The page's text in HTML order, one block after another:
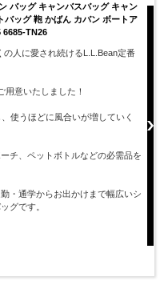
バッグ キャンバスバッグ キャン
バッグ 鞄 かばん カバン ボートア
6685-TN26
の人に愛され続けるL.L.Bean定番
意いたしました！
使うほどに風合いが増していく
チ、ペットボトルなどの必需品を
・通学からお出かけまで幅広いシ
グです。